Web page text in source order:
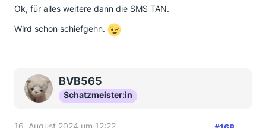
zurückzuführen.
In den Fällen haben die Kunden dann fast immer
vermeintlichen
jeweiligen Banking-App bestätigt.
Der größte Schwachpunkt in Online-Banking ist
und bleibt der Mensch!
Ok, für alles weitere dann die SMS TAN.
Wird schon schiefgehn.
BVB565
Schatzmeister:in
16. August 2024 um 12:22